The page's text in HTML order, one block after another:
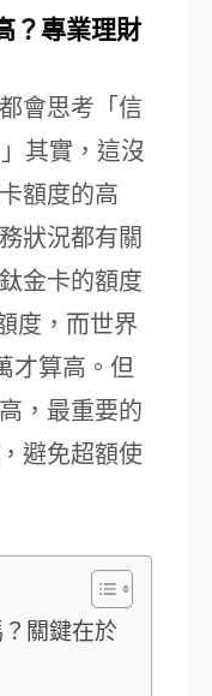
？專業理財
會思考「信
其實，這沒
額度的高
狀況都有關
金卡的額度
度，而世界
才算高。但
，最重要的
避免超額使
關鍵在於